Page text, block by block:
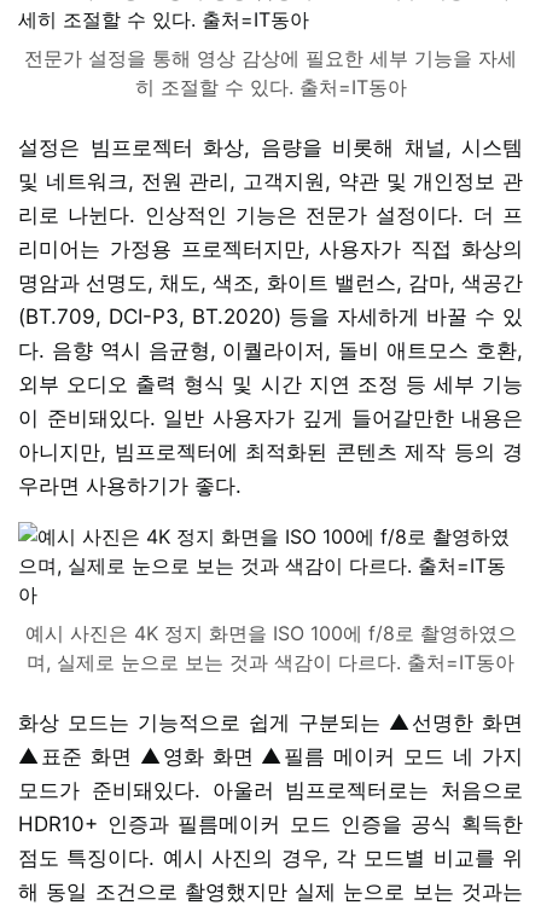
전문가 설정을 통해 영상 감상에 필요한 세부 기능을 자세
히 조절할 수 있다. 출처=IT동아
설정은 빔프로젝터 화상, 음량을 비롯해 채널, 시스템
및 네트워크, 전원 관리, 고객지원, 약관 및 개인정보 관
리로 나뉜다. 인상적인 기능은 전문가 설정이다. 더 프
리미어는 가정용 프로젝터지만, 사용자가 직접 화상의
명암과 선명도, 채도, 색조, 화이트 밸런스, 감마, 색공간
(BT.709, DCI-P3, BT.2020) 등을 자세하게 바꿀 수 있
다. 음향 역시 음균형, 이퀄라이저, 돌비 애트모스 호환,
외부 오디오 출력 형식 및 시간 지연 조정 등 세부 기능
이 준비돼있다. 일반 사용자가 깊게 들어갈만한 내용은
아니지만, 빔프로젝터에 최적화된 콘텐츠 제작 등의 경
우라면 사용하기가 좋다.
예시 사진은 4K 정지 화면을 ISO 100에 f/8로 촬영하였으
며, 실제로 눈으로 보는 것과 색감이 다르다. 출처=IT동아
화상 모드는 기능적으로 쉽게 구분되는 ▲선명한 화면
▲표준 화면 ▲영화 화면 ▲필름 메이커 모드 네 가지
모드가 준비돼있다. 아울러 빔프로젝터로는 처음으로
HDR10+ 인증과 필름메이커 모드 인증을 공식 획득한
점도 특징이다. 예시 사진의 경우, 각 모드별 비교를 위
해 동일 조건으로 촬영했지만 실제 눈으로 보는 것과는